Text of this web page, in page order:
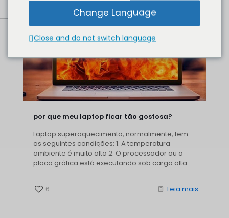
por que meu laptop ficar tão gostosa?
Laptop superaquecimento, normalmente, tem
as seguintes condições: 1. A temperatura
ambiente é muito alta 2. O processador ou a
placa gráfica está executando sob carga alta...
6 Leia mais
Change Language
Close and do not switch language